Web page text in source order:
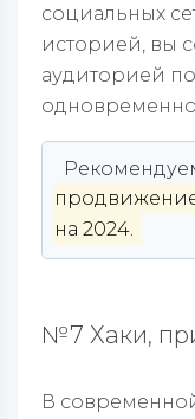
социальных
историей, вы
аудиторией
одновременно
продвижение
на 2024.
№7 Хаки,
В